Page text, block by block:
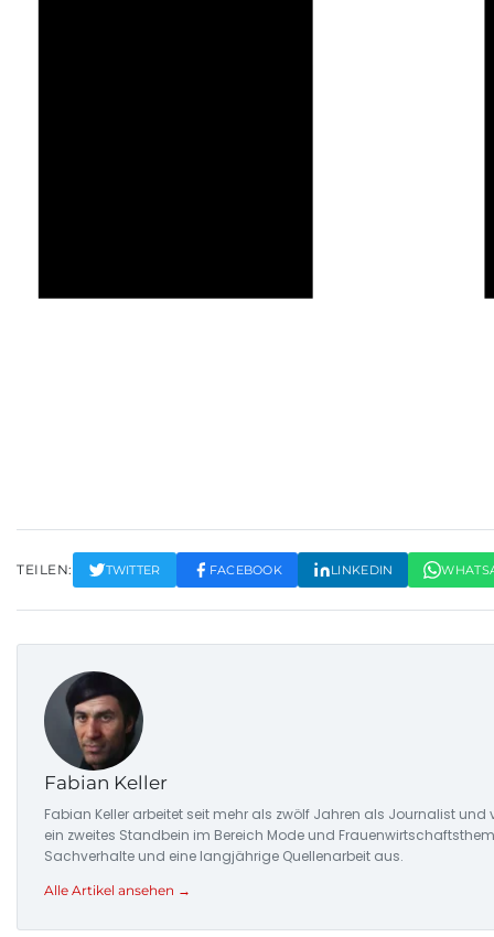
TEILEN: TWITTER FACEBOOK LINKEDIN
Fabian Keller
Fabian Keller arbeitet seit mehr als zwölf Jahren als Journalist
ein zweites Standbein im Bereich Mode und
Sachverhalte und eine langjährige Quellenarbeit aus.
Alle Artikel ansehen →